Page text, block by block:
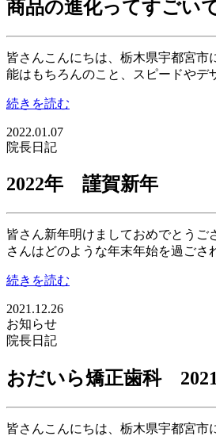
商品の進化ってすごい
皆さんこんにちは、栃木県宇都宮
能はもちろんのこと、スピードや
続きを読む
2022.01.07
院長日記
2022年 謹賀新年
皆さん新年明けましておめでとうご
さんはどのような年末年始を過ご
続きを読む
2021.12.26
お知らせ
院長日記
おだいら矯正歯科
皆さんこんにちは、栃木県宇都宮市